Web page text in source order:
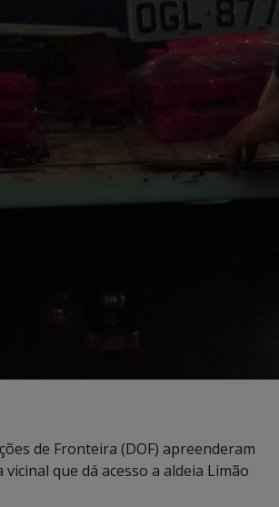
de Fronteira (DOF) apreenderam
que dá acesso a aldeia Limão